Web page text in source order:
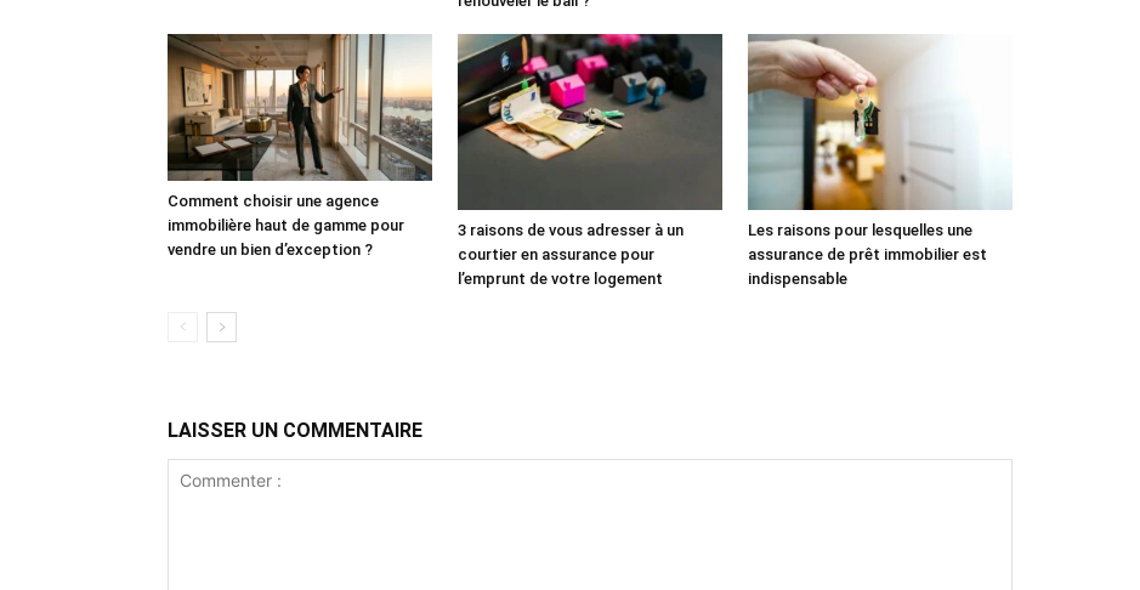
Comment choisir une agence
immobilière haut de gamme pour
vendre un bien d’exception ?
3 raisons de vous adresser à un
courtier en assurance pour
l’emprunt de votre logement
Les raisons pour lesquelles une
assurance de prêt immobilier est
indispensable
LAISSER UN COMMENTAIRE